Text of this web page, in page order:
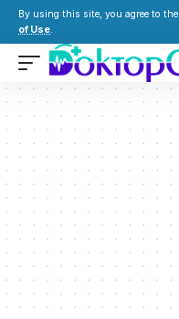
By using this site, you agree to the
of Use.